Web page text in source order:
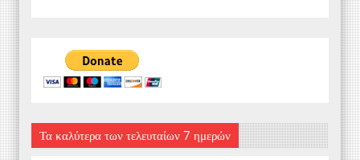
Τα καλύτερα των τελευταίων 7 ημερών